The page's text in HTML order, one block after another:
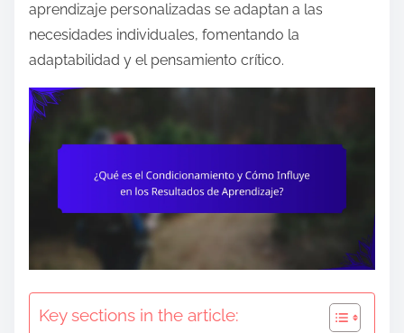
aprendizaje personalizadas se adaptan a las
necesidades individuales, fomentando la
adaptabilidad y el pensamiento crítico.
Key sections in the article: